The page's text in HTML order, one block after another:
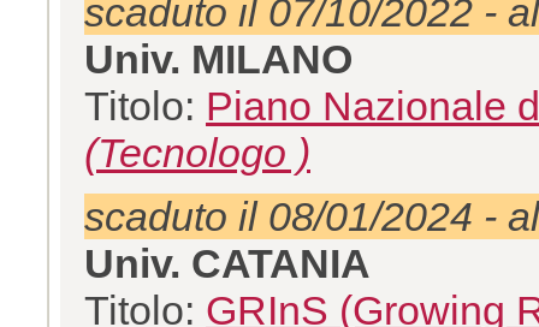
scaduto il 07/10/2022 -
Univ. MILANO
Titolo: Piano Nazionale
(Tecnologo )
scaduto il 08/01/2024 -
Univ. CATANIA
Titolo: GRInS (Growing